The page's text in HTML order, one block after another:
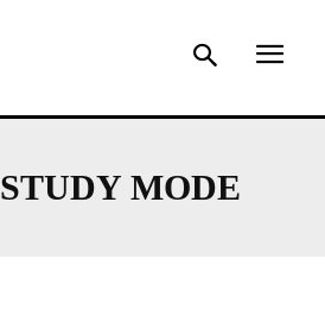
STUDY MODE